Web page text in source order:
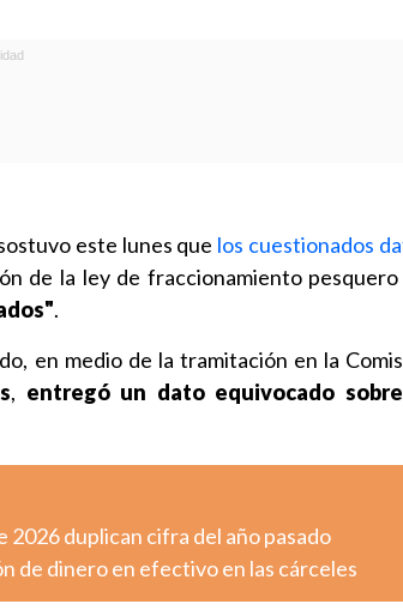
este lunes que los cuestionados
de la ley de fraccionamiento pesquero
.
en medio de la tramitación en la
, entregó un dato equivocado
duplican cifra del año pasado
de dinero en efectivo en las cárceles